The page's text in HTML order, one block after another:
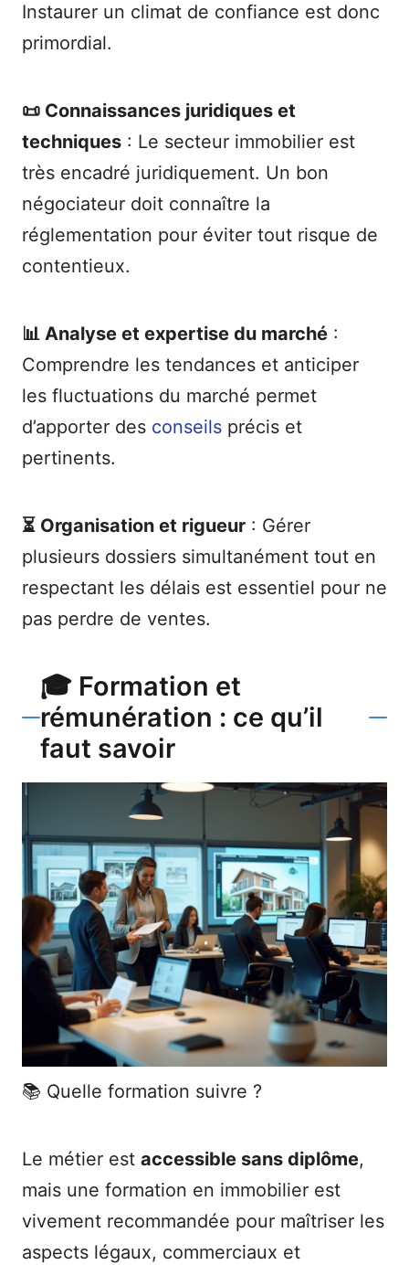
Instaurer un climat de confiance est donc
primordial.
📜 Connaissances juridiques et
techniques : Le secteur immobilier est
très encadré juridiquement. Un bon
négociateur doit connaître la
réglementation pour éviter tout risque de
contentieux.
📊 Analyse et expertise du marché :
Comprendre les tendances et anticiper
les fluctuations du marché permet
d’apporter des conseils précis et
pertinents.
⏳ Organisation et rigueur : Gérer
plusieurs dossiers simultanément tout en
respectant les délais est essentiel pour ne
pas perdre de ventes.
🎓 Formation et
rémunération : ce qu’il
faut savoir
📚 Quelle formation suivre ?
Le métier est accessible sans diplôme,
mais une formation en immobilier est
vivement recommandée pour maîtriser les
aspects légaux, commerciaux et